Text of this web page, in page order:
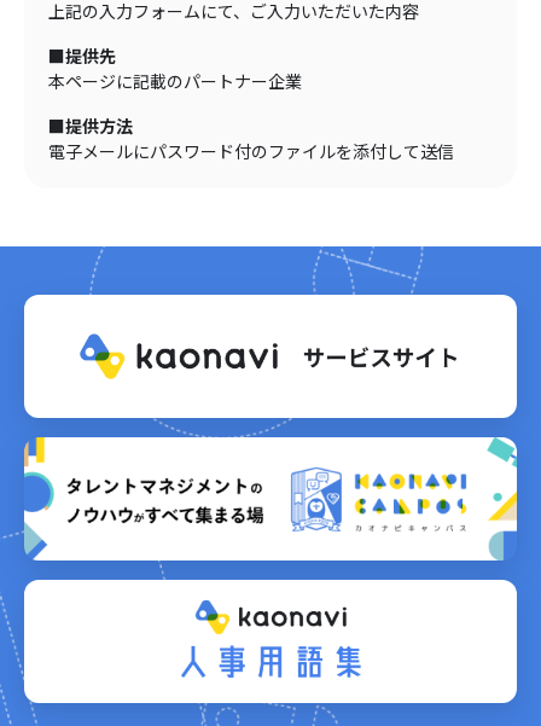
上記の入力フォームにて、ご入力いただいた内容
■提供先
本ページに記載のパートナー企業
■提供方法
電子メールにパスワード付のファイルを添付して送信